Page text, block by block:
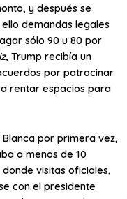
y después se
demandas legales
sólo 90 u 80 por
, Trump recibía un
por patrocinar
rentar espacios para
por primera vez,
a menos de 10
visitas oficiales,
con el presidente